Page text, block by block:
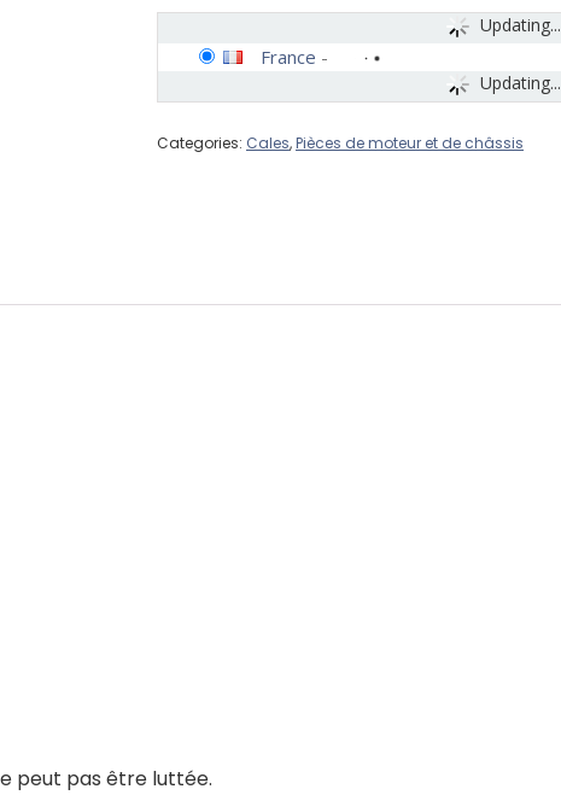
Updating...
Updating...
France -
Categories: Cales,Pièces de moteur et de châssis
peut pas être luttée.